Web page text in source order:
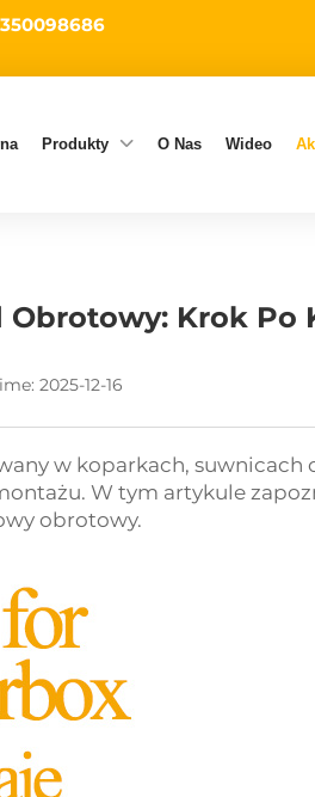
Produkty O Nas Wideo
Obrotowy: Krok
2025-12-16
w koparkach, suwnicach
W tym artykule
obrotowy.